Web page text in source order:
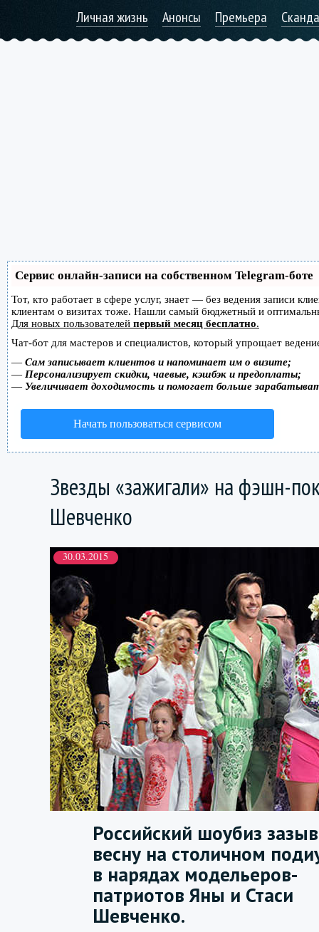
Личная жизнь Анонсы Премьера
Сервис онлайн-записи на собственном Telegram-боте
Тот, кто работает в сфере услуг, знает — без ведения записи
клиентам о визитах тоже. Нашли самый бюджетный и
Для новых пользователей первый месяц бесплатно.
Чат-бот для мастеров и специалистов, который упрощает
— Сам записывает клиентов и напоминает им о визите;
— Персонализирует скидки, чаевые, кэшбэк и предоплаты;
— Увеличивает доходимость и помогает больше
Начать пользоваться сервисом
Звезды «зажигали» на фэшн-
Шевченко
30.03.2015
Российский шоубиз
весну на столичном
в нарядах модельеров-
патриотов Яны и Стаси
Шевченко.